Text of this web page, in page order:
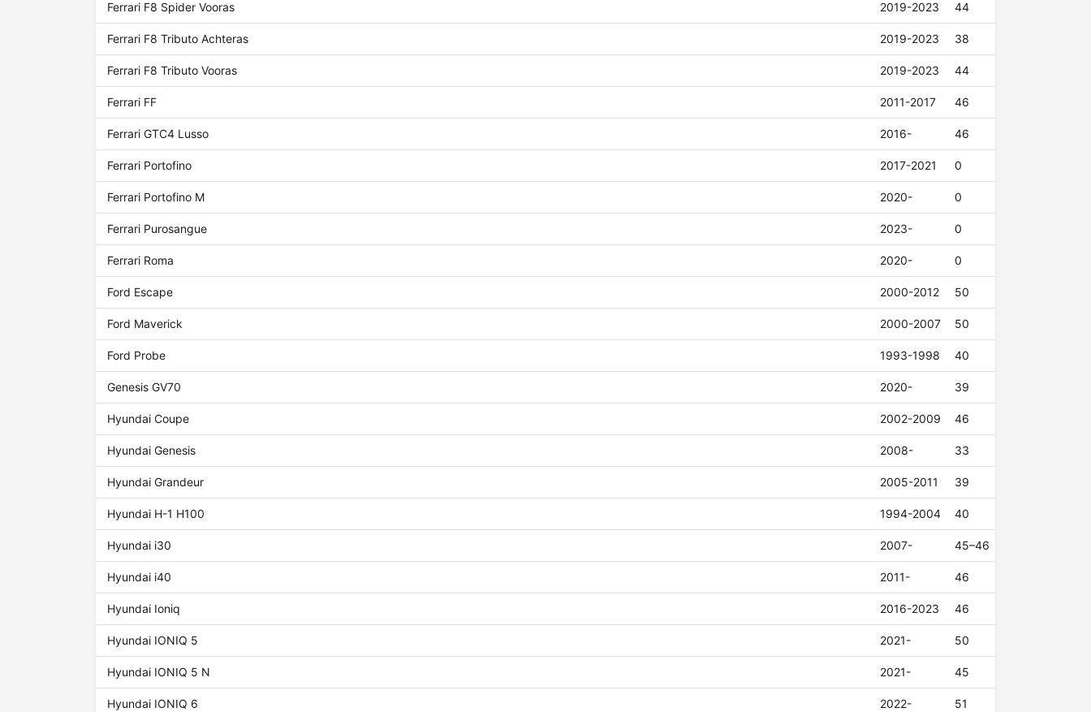
Ferrari F8 Spider Vooras 2019-2023 44
Ferrari F8 Tributo Achteras 2019-2023 38
Ferrari F8 Tributo Vooras 2019-2023 44
Ferrari FF 2011-2017 46
Ferrari GTC4 Lusso 2016- 46
Ferrari Portofino 2017-2021 0
Ferrari Portofino M 2020- 0
Ferrari Purosangue 2023- 0
Ferrari Roma 2020- 0
Ford Escape 2000-2012 50
Ford Maverick 2000-2007 50
Ford Probe 1993-1998 40
Genesis GV70 2020- 39
Hyundai Coupe 2002-2009 46
Hyundai Genesis 2008- 33
Hyundai Grandeur 2005-2011 39
Hyundai H-1 H100 1994-2004 40
Hyundai i30 2007- 45–46
Hyundai i40 2011- 46
Hyundai Ioniq 2016-2023 46
Hyundai IONIQ 5 2021- 50
Hyundai IONIQ 5 N 2021- 45
Hyundai IONIQ 6 2022- 51